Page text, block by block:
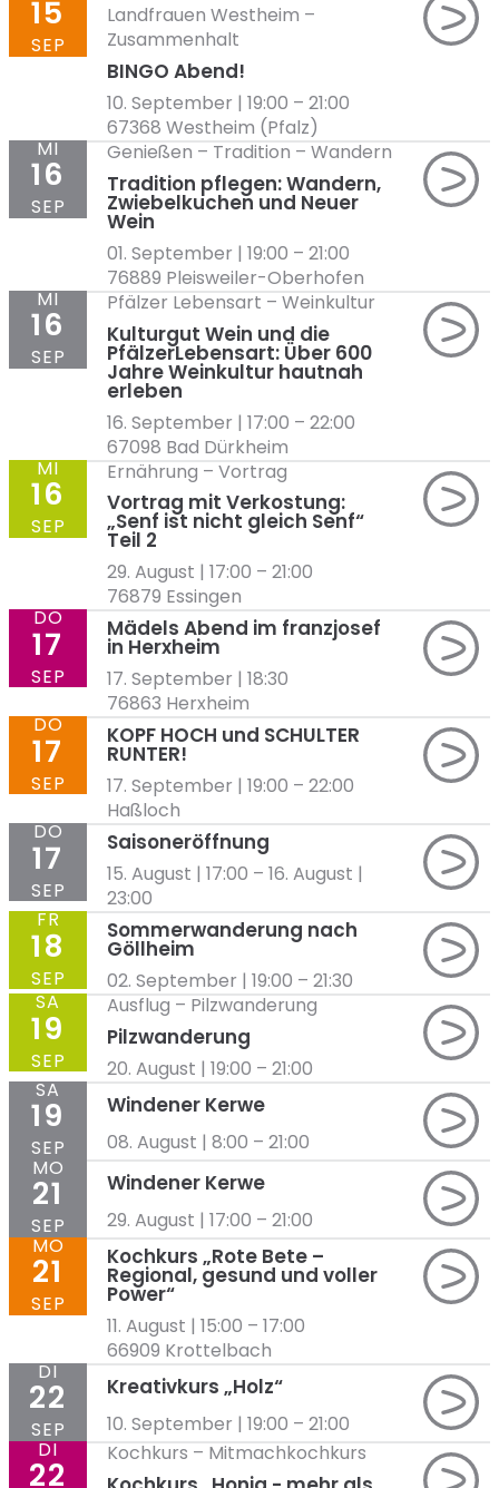
BINGO Abend!
Landfrauen Westheim –
Zusammenhalt
10. September | 19:00 – 21:00
67368 Westheim (Pfalz)
15
SEP
Tradition pflegen: Wandern,
Zwiebelkuchen und Neuer
Wein
Genießen – Tradition – Wandern
01. September | 19:00 – 21:00
76889 Pleisweiler-Oberhofen
MI
16
SEP
Kulturgut Wein und die
PfälzerLebensart: Über 600
Jahre Weinkultur hautnah
erleben
Pfälzer Lebensart – Weinkultur
16. September | 17:00 – 22:00
67098 Bad Dürkheim
MI
16
SEP
Vortrag mit Verkostung:
„Senf ist nicht gleich Senf“
Teil 2
Ernährung–Vortrag
29. August | 17:00 – 21:00
76879 Essingen
MI
16
SEP
Mädels Abend im franzjosef
in Herxheim
17. September | 18:30
76863 Herxheim
DO
17
SEP
KOPF HOCH und SCHULTER
RUNTER!
17. September | 19:00 – 22:00
Haßloch
DO
17
SEP
Saisoneröffnung
15. August | 17:00 – 16. August |
23:00
DO
17
SEP
Sommerwanderung nach
Göllheim
02. September | 19:00 – 21:30
FR
18
SEP
Pilzwanderung
Ausflug – Pilzwanderung
20. August | 19:00 – 21:00
SA
19
SEP
Windener Kerwe
08. August | 8:00 – 21:00
SA
19
SEP
Windener Kerwe
29. August | 17:00 – 21:00
MO
21
SEP
Kochkurs „Rote Bete –
Regional, gesund und voller
Power“
11. August | 15:00 – 17:00
66909 Krottelbach
MO
21
SEP
Kreativkurs „Holz“
10. September | 19:00 – 21:00
DI
22
SEP
Kochkurs – Mitmachkochkurs
DI
22